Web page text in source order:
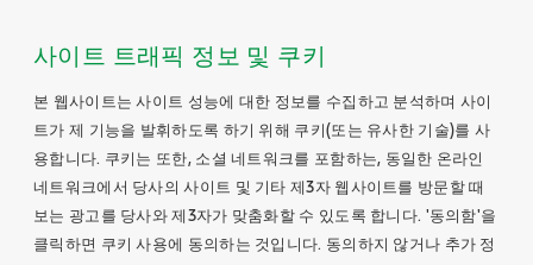
사이트 트래픽 정보 및 쿠키
본 웹사이트는 사이트 성능에 대한 정보를 수집하고 분석하며 사이
트가 제 기능을 발휘하도록 하기 위해 쿠키(또는 유사한 기술)를 사
용합니다. 쿠키는 또한, 소셜 네트워크를 포함하는, 동일한 온라인
네트워크에서 당사의 사이트 및 기타 제3자 웹사이트를 방문할 때
보는 광고를 당사와 제3자가 맞춤화할 수 있도록 합니다. '동의함'을
클릭하면 쿠키 사용에 동의하는 것입니다. 동의하지 않거나 추가 정